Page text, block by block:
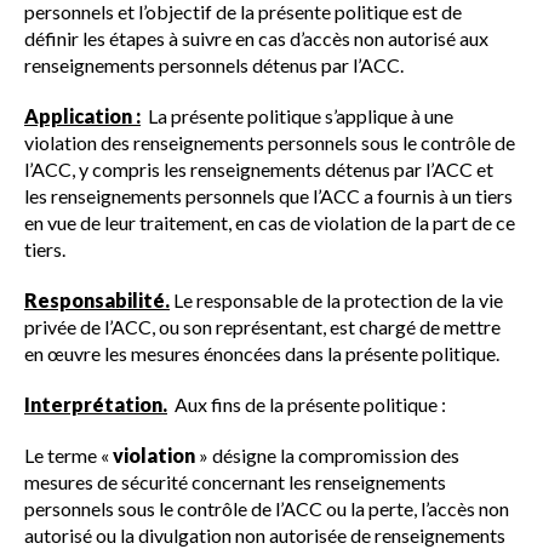
personnels et l’objectif de la présente politique est de
définir les étapes à suivre en cas d’accès non autorisé aux
renseignements personnels détenus par l’ACC.
Application : La présente politique s’applique à une
violation des renseignements personnels sous le contrôle de
l’ACC, y compris les renseignements détenus par l’ACC et
les renseignements personnels que l’ACC a fournis à un tiers
en vue de leur traitement, en cas de violation de la part de ce
tiers.
Responsabilité. Le responsable de la protection de la vie
privée de l’ACC, ou son représentant, est chargé de mettre
en œuvre les mesures énoncées dans la présente politique.
Interprétation. Aux fins de la présente politique :
Le terme « violation » désigne la compromission des
mesures de sécurité concernant les renseignements
personnels sous le contrôle de l’ACC ou la perte, l’accès non
autorisé ou la divulgation non autorisée de renseignements